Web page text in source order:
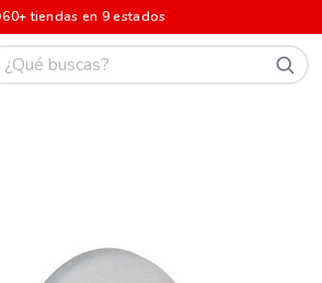
60+ tiendas en 9 estados